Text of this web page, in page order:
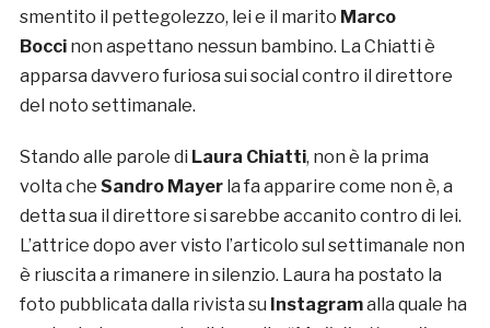
smentito il pettegolezzo, lei e il marito Marco
Bocci non aspettano nessun bambino. La Chiatti è
apparsa davvero furiosa sui social contro il direttore
del noto settimanale.
Stando alle parole di Laura Chiatti, non è la prima
volta che Sandro Mayer la fa apparire come non è, a
detta sua il direttore si sarebbe accanito contro di lei.
L’attrice dopo aver visto l’articolo sul settimanale non
è riuscita a rimanere in silenzio. Laura ha postato la
foto pubblicata dalla rivista su Instagramalla quale ha